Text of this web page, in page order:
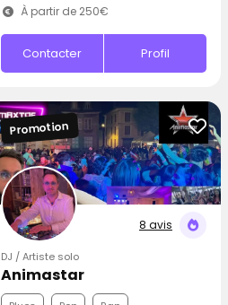
À partir de 250€
Contacter Profil
8 avis
Promotion
DJ / Artiste solo
Animastar